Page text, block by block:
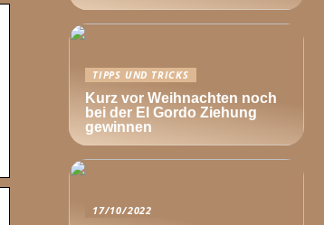
TIPPS UND TRICKS
Kurz vor Weihnachten noch
bei der El Gordo Ziehung
gewinnen
17/10/2022